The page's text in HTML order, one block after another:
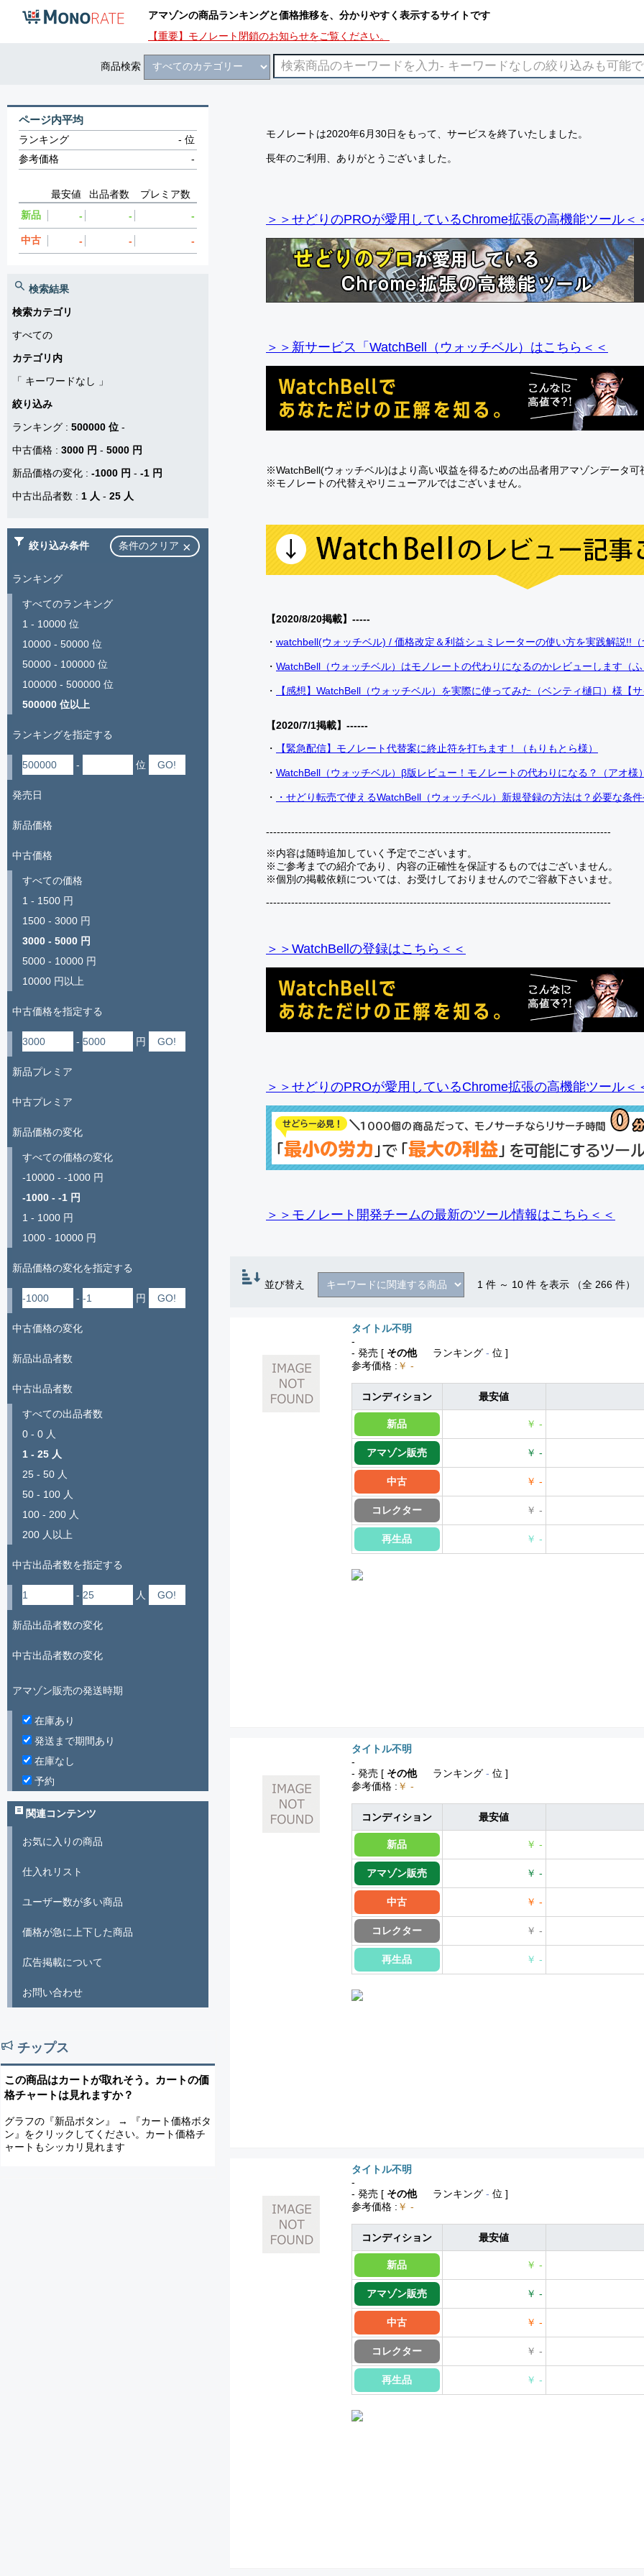
アマゾンの商品ランキングと価格推移を、分かりやすく表示するサイトです
【重要】モノレート閉鎖のお知らせをご覧ください。
商品検索
モノレートは2020年6月30日をもって、サービスを終了いたしました。
長年のご利用、ありがとうございました。
＞＞せどりのPROが愛用しているChrome拡張の高機能ツール＜
＞＞新サービス「WatchBell（ウォッチベル）はこちら＜＜
※WatchBell(ウォッチベル)はより高い収益を得るための出品者用アマゾンデータ可
※モノレートの代替えやリニューアルではございません。
【2020/8/20掲載】-----
・ watchbell(ウォッチベル) / 価格改定＆利益シュミレーターの使い方を実践解説!!
・ WatchBell（ウォッチベル）はモノレートの代わりになるのかレビューします（
・ 【感想】WatchBell（ウォッチベル）を実際に使ってみた（ベンティ樋口）様【
【2020/7/1掲載】------
・
【緊急配信】モノレート代替案に終止符を打ちます！（もりもとら様）
・ WatchBell（ウォッチベル）β版レビュー！モノレートの代わりになる？（アオ様
・ ・せどり転売で使えるWatchBell（ウォッチベル）新規登録の方法は？必要な条
------------------------------------------------------------------------------------------------
※内容は随時追加していく予定でございます。
※ご参考までの紹介であり、内容の正確性を保証するものではございません。
※個別の掲載依頼については、お受けしておりませんのでご容赦下さいませ。
------------------------------------------------------------------------------------------------
＞＞WatchBellの登録はこちら＜＜
＞＞せどりのPROが愛用しているChrome拡張の高機能ツール＜
＞＞モノレート開発チームの最新のツール情報はこちら＜＜
並び替え 1 件 ～ 10 件 を表示 （全 266 件）
タイトル不明
-
- 発売 [ その他 ランキング - 位 ]
参考価格 : ￥ -
コンディション 最安値
新品 ￥ -
アマゾン販売 ￥ -
中古 ￥ -
コレクター ￥ -
再生品 ￥ -
タイトル不明
-
- 発売 [ その他 ランキング - 位 ]
参考価格 : ￥ -
コンディション 最安値
新品 ￥ -
アマゾン販売 ￥ -
中古 ￥ -
コレクター ￥ -
再生品 ￥ -
タイトル不明
-
- 発売 [ その他 ランキング - 位 ]
参考価格 : ￥ -
コンディション 最安値
新品 ￥ -
アマゾン販売 ￥ -
中古 ￥ -
コレクター ￥ -
再生品 ￥ -
ページ内平均
ランキング -位
参考価格
-
最安値 出品者数
プレミア数
新品
- - -
中古 - - -
検索結果
検索カテゴリ
すべての
カテゴリ内
「 キーワードなし
」
絞り込み
ランキング : 500000 位 -
中古価格 : 3000 円 - 5000 円
新品価格の変化 : -1000 円 - -1 円
中古出品者数 : 1 人 - 25 人
絞り込み条件 条件のクリア
ランキング
すべてのランキング
1 - 10000 位
10000 - 50000 位
50000 - 100000 位
100000 - 500000 位
500000 位以上
ランキングを指定する
- 位
発売日
新品価格
中古価格
すべての価格
1 - 1500 円
1500 - 3000 円
3000 - 5000 円
5000 - 10000 円
10000 円以上
中古価格を指定する
- 円
新品プレミア
中古プレミア
新品価格の変化
すべての価格の変化
-10000 - -1000 円
-1000 - -1 円
1 - 1000 円
1000 - 10000 円
新品価格の変化を指定する
- 円
中古価格の変化
新品出品者数
中古出品者数
すべての出品者数
0 - 0 人
1 - 25 人
25 - 50 人
50 - 100 人
100 - 200 人
200 人以上
中古出品者数を指定する
- 人
新品出品者数の変化
中古出品者数の変化
アマゾン販売の発送時期
在庫あり
発送まで期間あり
在庫なし
予約
関連コンテンツ
お気に入りの商品
仕入れリスト
ユーザー数が多い商品
価格が急に上下した商品
広告掲載について
お問い合わせ
チップス
この商品はカートが取れそう。カートの価
格チャートは見れますか？
グラフの『新品ボタン』 → 『カート価格ボタ
ン』をクリックしてください。カート価格チ
ャートもシッカリ見れます